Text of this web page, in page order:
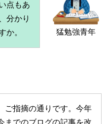
猛勉強青年
点もあ
分かり
か。
ご指摘の通りです。今年